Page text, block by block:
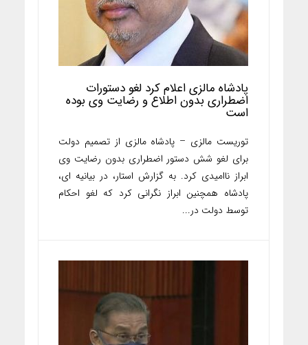
پادشاه مالزی اعلام کرد لغو دستورات
اضطراری بدون اطلاع و رضایت وی بوده
است
توریست مالزی – پادشاه مالزی از تصمیم دولت
برای لغو شش دستور اضطراری بدون رضایت وی
ابراز ناامیدی کرد. به گزارش استار، در بیانیه ای،
پادشاه همچنین ابراز نگرانی کرد که لغو احکام
توسط دولت در...